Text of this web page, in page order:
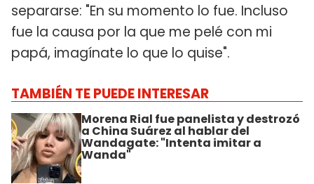
separarse: "En su momento lo fue. Incluso
fue la causa por la que me pelé con mi
papá, imagínate lo que lo quise".
TAMBIÉN TE PUEDE INTERESAR
Morena Rial fue panelista y destrozó
a China Suárez al hablar del
Wandagate: "Intenta imitar a
Wanda"